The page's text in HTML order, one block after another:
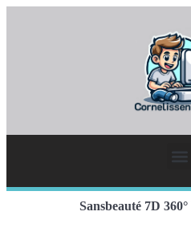
Sansbeauté 7D